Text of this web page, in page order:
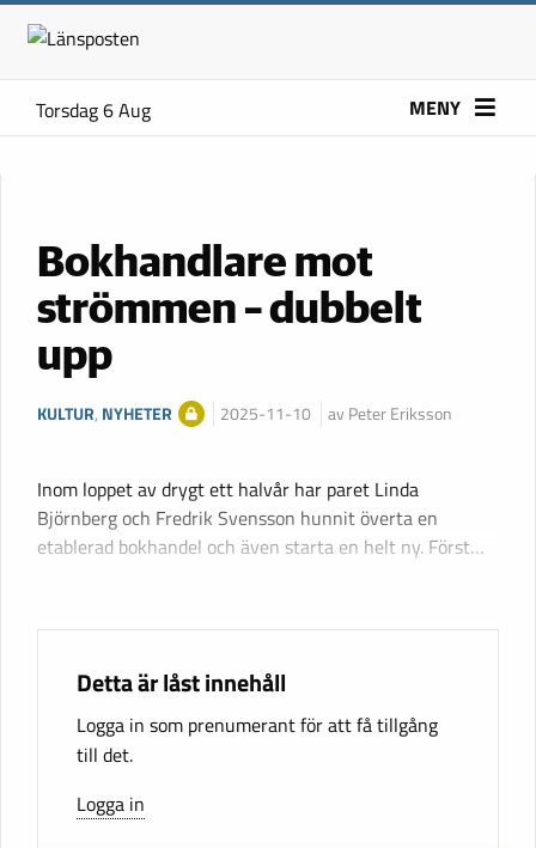
Torsdag 6 Aug MENY
Bokhandlare mot
strömmen – dubbelt
upp
KULTUR, NYHETER 2025-11-10 av Peter Eriksson
Inom loppet av drygt ett halvår har paret Linda
Björnberg och Fredrik Svensson hunnit överta en
etablerad bokhandel och även starta en helt ny. Först…
Detta är låst innehåll
Logga in som prenumerant för att få tillgång
till det.
Logga in